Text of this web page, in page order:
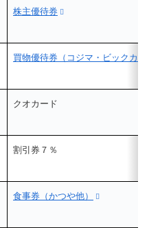
株主優待券
買物優待券（コジマ・ビックカメ
クオカード
割引券７％
食事券（かつや他）